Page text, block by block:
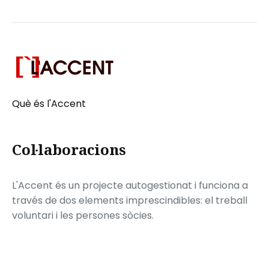
Què és l'Accent
Col·laboracions
L'Accent és un projecte autogestionat i funciona a
través de dos elements imprescindibles: el treball
voluntari i les persones sòcies.